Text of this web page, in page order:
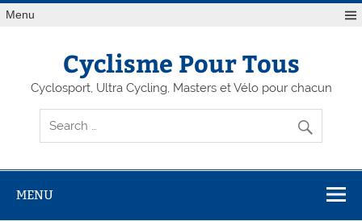
Menu
Cyclisme Pour Tous
Cyclosport, Ultra Cycling, Masters et Vélo pour chacun
MENU